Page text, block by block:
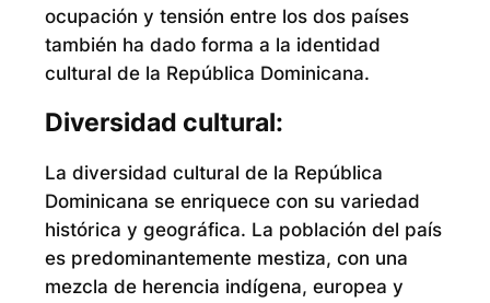
ocupación y tensión entre los dos países
también ha dado forma a la identidad
cultural de la República Dominicana.
Diversidad cultural:
La diversidad cultural de la República
Dominicana se enriquece con su variedad
histórica y geográfica. La población del país
es predominantemente mestiza, con una
mezcla de herencia indígena, europea y